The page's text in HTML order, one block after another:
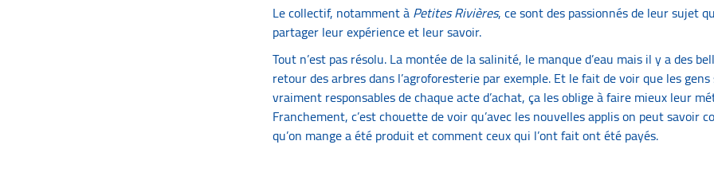
Le collectif, notamment àPetites Rivières, ce sont des passionnés de leur sujet
partager leur expérience et leur savoir.
Tout n’est pas résolu. La montée de la salinité, le manque d’eau mais il y a des
retour des arbres dans l’agroforesterie par exemple. Et le fait de voir que les
vraiment responsables de chaque acte d’achat, ça les oblige à faire mieux leur
Franchement, c’est chouette de voir qu’avec les nouvelles applis on peut savoir
qu’on mange a été produit et comment ceux qui l’ont fait ont été payés.